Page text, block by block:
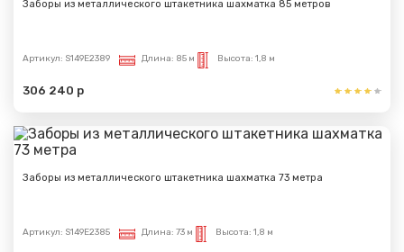
Заборы из металлического штакетника шахматка 85 метров
Артикул: S149E2389 Длина: 85 м Высота: 1,8 м
306 240 р
Заборы из металлического штакетника шахматка 73 метра
Артикул: S149E2385 Длина: 73 м Высота: 1,8 м